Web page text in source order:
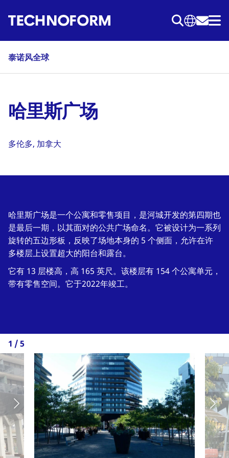
转
要
泰诺风全球
哈里斯广场
多伦多, 加拿大
哈里斯广场是一个公寓和零售项目，是河城开发的第四期也
是最后一期，以其面对的公共广场命名。它被设计为一系列
旋转的五边形板，反映了场地本身的 5 个侧面，允许在许
多楼层上设置超大的阳台和露台。
它有 13 层楼高，高 165 英尺。该楼层有 154 个公寓单元，
带有零售空间。它于2022年竣工。
1 /5